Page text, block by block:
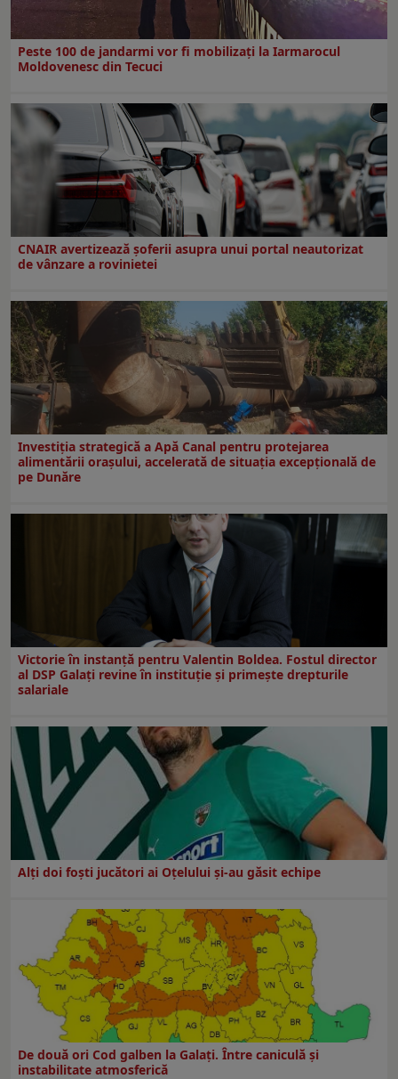
Peste 100 de jandarmi vor fi mobilizați la Iarmarocul
Moldovenesc din Tecuci
CNAIR avertizează șoferii asupra unui portal neautorizat
de vânzare a rovinietei
Investiția strategică a Apă Canal pentru protejarea
alimentării orașului, accelerată de situația excepțională de
pe Dunăre
Victorie în instanță pentru Valentin Boldea. Fostul director
al DSP Galați revine în instituție și primește drepturile
salariale
Alți doi foști jucători ai Oțelului și-au găsit echipe
De două ori Cod galben la Galaţi. Între caniculă şi
instabilitate atmosferică